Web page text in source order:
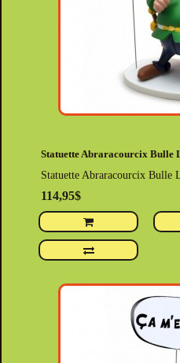
Statuette Abraracourcix Bulle
Statuette Abraracourcix Bulle
114,95$